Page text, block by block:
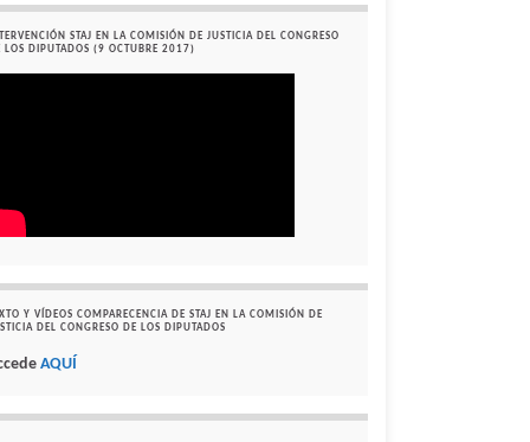
STAJ EN LA COMISIÓN DE JUSTICIA DEL CONGRESO
LOS DIPUTADOS (9 OCTUBRE 2017)
Y VÍDEOS COMPARECENCIA DE STAJ EN LA COMISIÓN DE
DEL CONGRESO DE LOS DIPUTADOS
AQUÍ